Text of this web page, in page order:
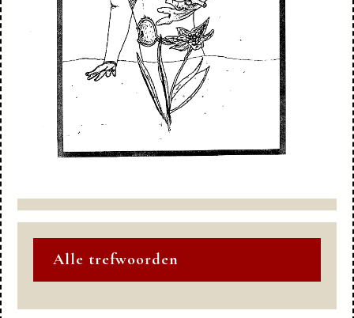
Alle trefwoorden